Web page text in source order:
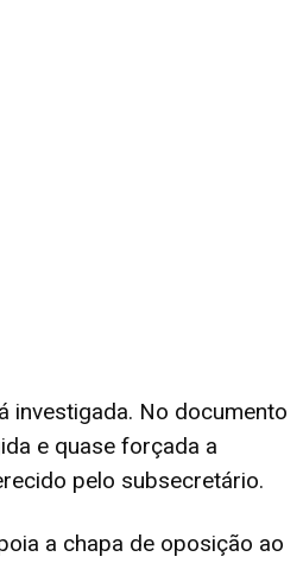
investigada. No documento
e quase forçada a
pelo subsecretário.
a chapa de oposição ao